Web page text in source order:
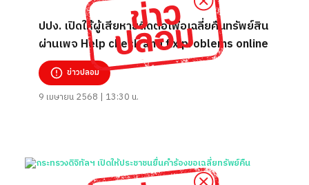
ปปง. เปิดให้ผู้เสียหายติดต่อเพื่อเฉลี่ยคืนทรัพย์สิน
ผ่านเพจ Help check and fix problems online
ข่าวปลอม
9 เมษายน 2568 | 13:30 น.